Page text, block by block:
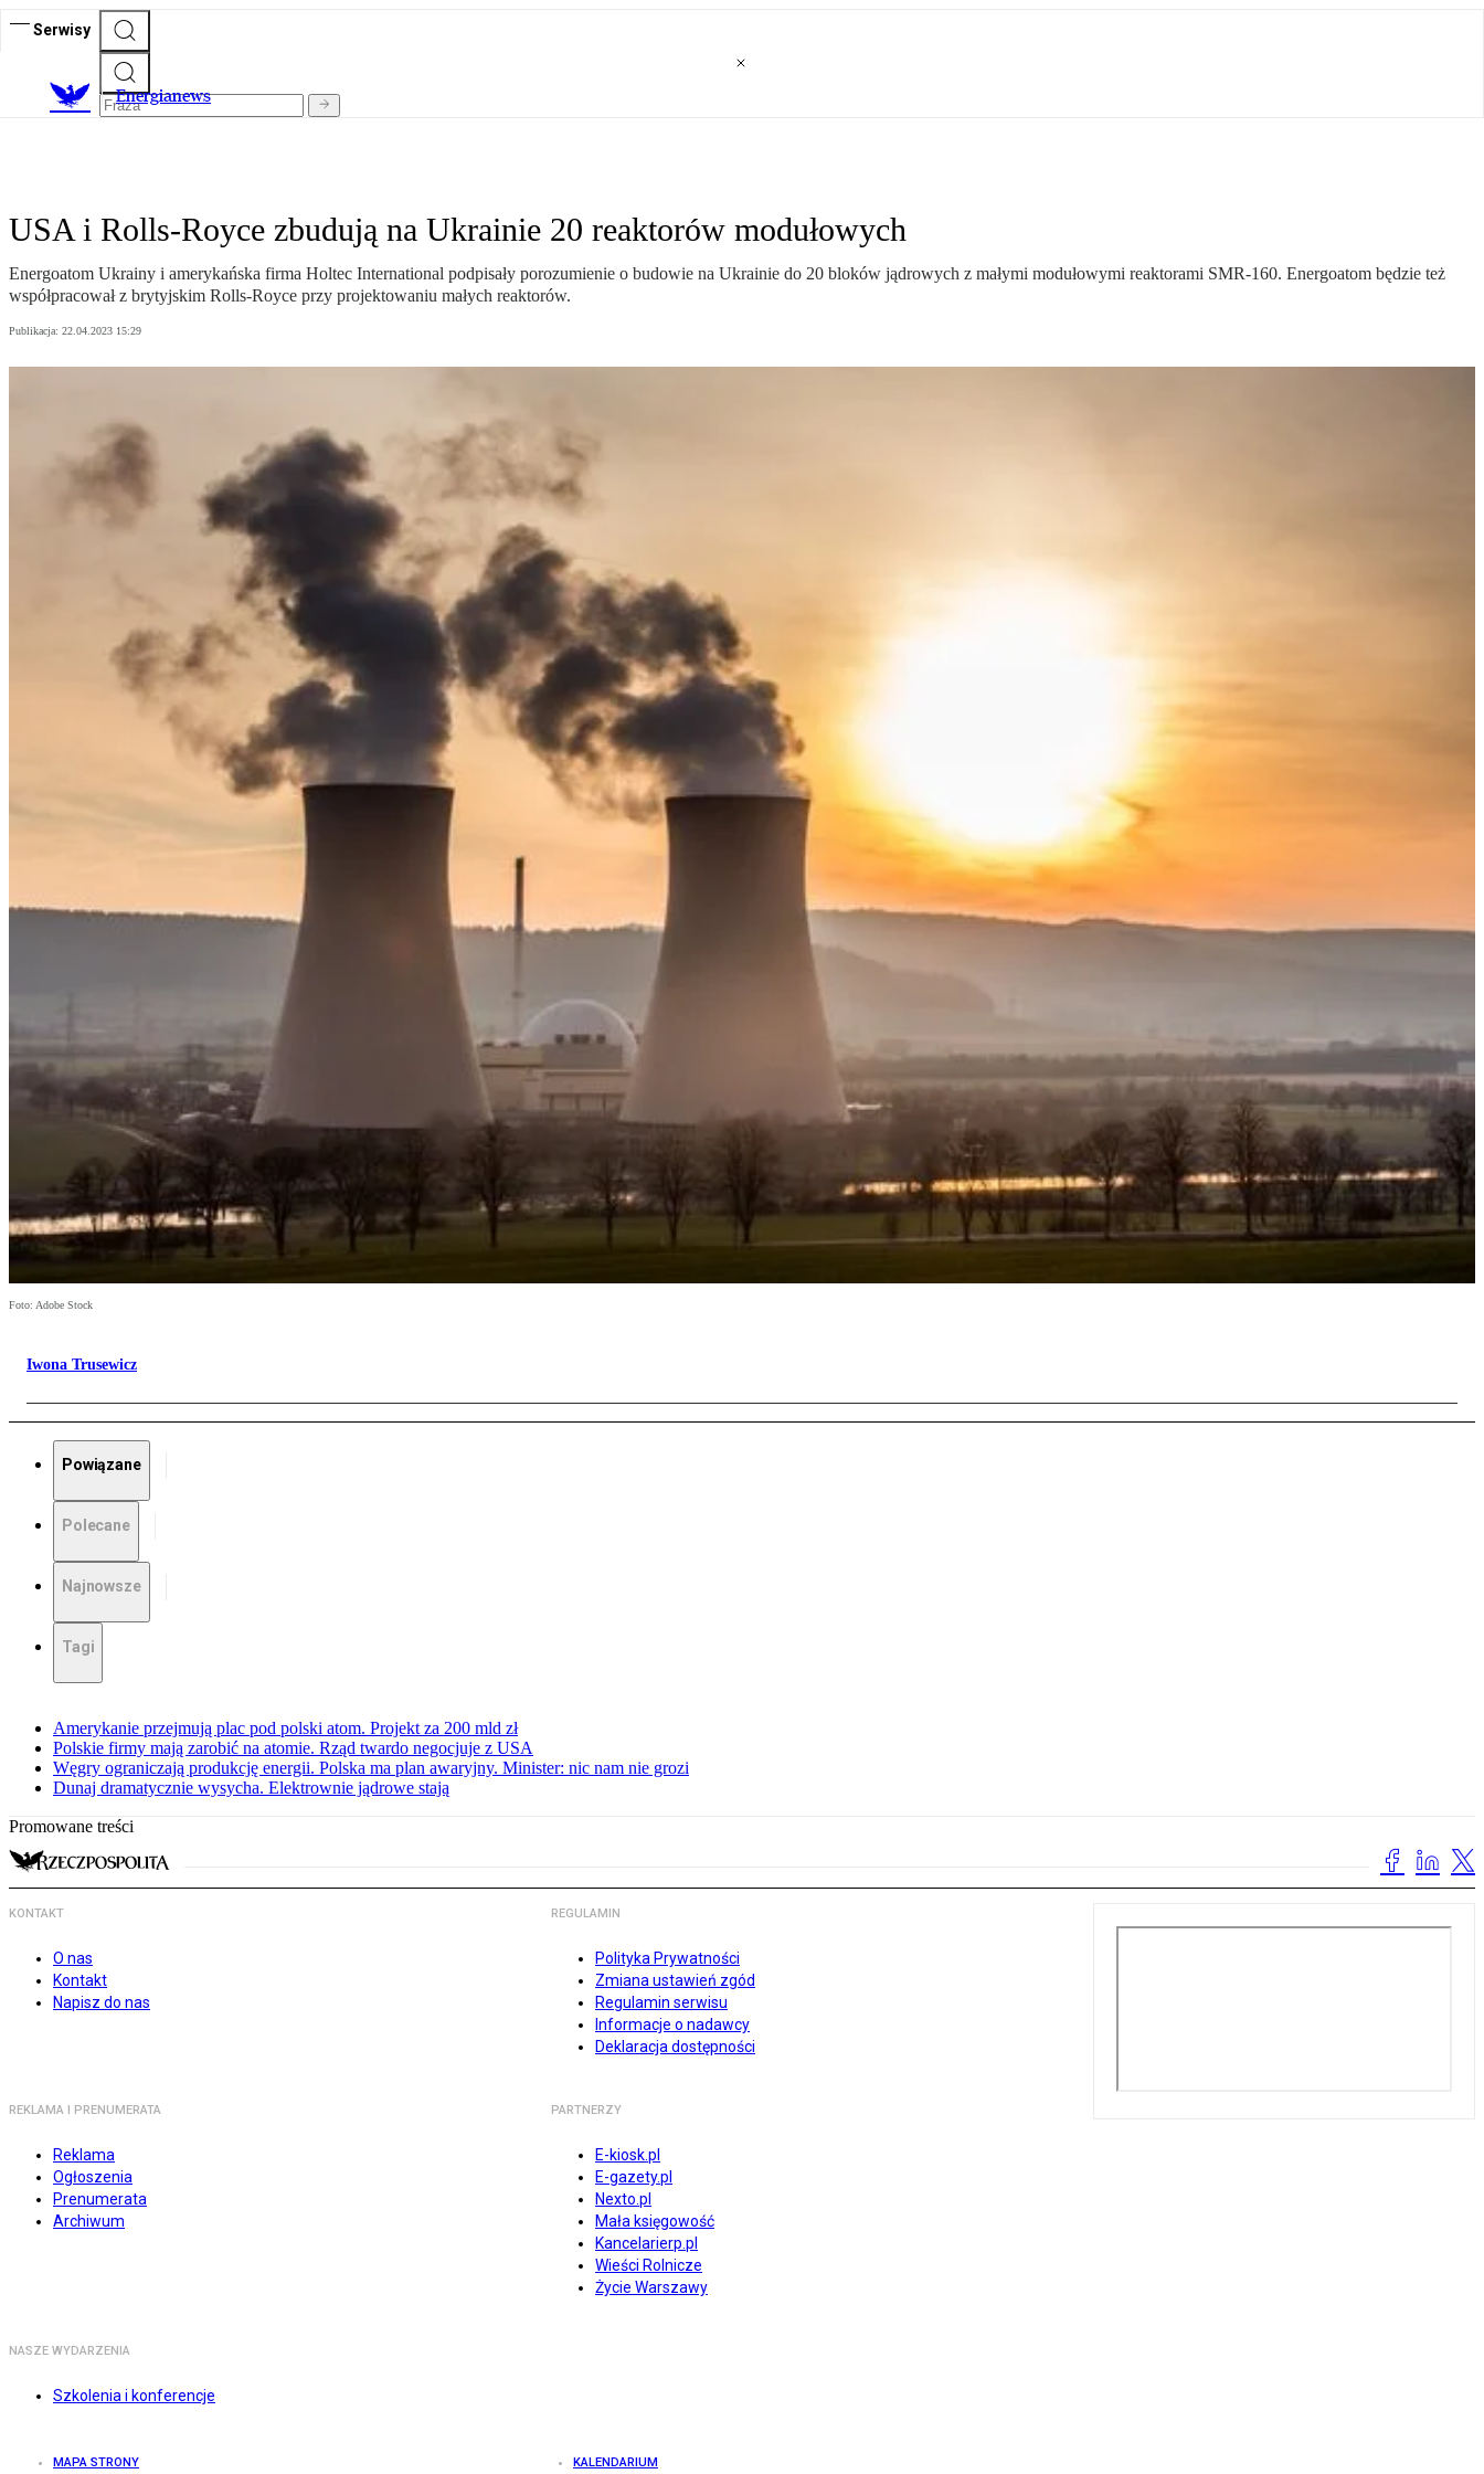
Serwisy
Energianews
USA i Rolls-Royce zbudują na Ukrainie 20 reaktorów modułowych
Energoatom Ukrainy i amerykańska firma Holtec International podpisały porozumienie o budowie na Ukrainie do 20 bloków jądrowych z małymi modułowymi reaktorami SMR-160. Energoatom będzie też
współpracował z brytyjskim Rolls-Royce przy projektowaniu małych reaktorów.
Publikacja: 22.04.2023 15:29
Foto: Adobe Stock
Iwona Trusewicz
Powiązane
Polecane
Najnowsze
Tagi
Amerykanie przejmują plac pod polski atom. Projekt za 200 mld zł
Polskie firmy mają zarobić na atomie. Rząd twardo negocjuje z USA
Węgry ograniczają produkcję energii. Polska ma plan awaryjny. Minister: nic nam nie grozi
Dunaj dramatycznie wysycha. Elektrownie jądrowe stają
Promowane treści
KONTAKT
O nas
Kontakt
Napisz do nas
REGULAMIN
Polityka Prywatności
Zmiana ustawień zgód
Regulamin serwisu
Informacje o nadawcy
Deklaracja dostępności
REKLAMA I PRENUMERATA
Reklama
Ogłoszenia
Prenumerata
Archiwum
PARTNERZY
E-kiosk.pl
E-gazety.pl
Nexto.pl
Mała księgowość
Kancelarierp.pl
Wieści Rolnicze
Życie Warszawy
NASZE WYDARZENIA
Szkolenia i konferencje
MAPA STRONY KALENDARIUM